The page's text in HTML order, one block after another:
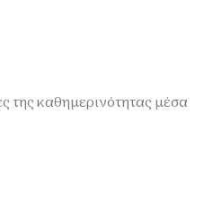
της καθημερινότητας μέσα